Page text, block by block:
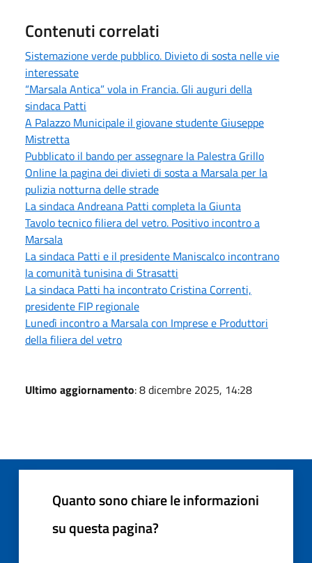
Contenuti correlati
Sistemazione verde pubblico. Divieto di sosta nelle vie
interessate
“Marsala Antica” vola in Francia. Gli auguri della
sindaca Patti
A Palazzo Municipale il giovane studente Giuseppe
Mistretta
Pubblicato il bando per assegnare la Palestra Grillo
Online la pagina dei divieti di sosta a Marsala per la
pulizia notturna delle strade
La sindaca Andreana Patti completa la Giunta
Tavolo tecnico filiera del vetro. Positivo incontro a
Marsala
La sindaca Patti e il presidente Maniscalco incontrano
la comunità tunisina di Strasatti
La sindaca Patti ha incontrato Cristina Correnti,
presidente FIP regionale
Lunedì incontro a Marsala con Imprese e Produttori
della filiera del vetro
Ultimo aggiornamento: 8 dicembre 2025, 14:28
Quanto sono chiare le informazioni
su questa pagina?